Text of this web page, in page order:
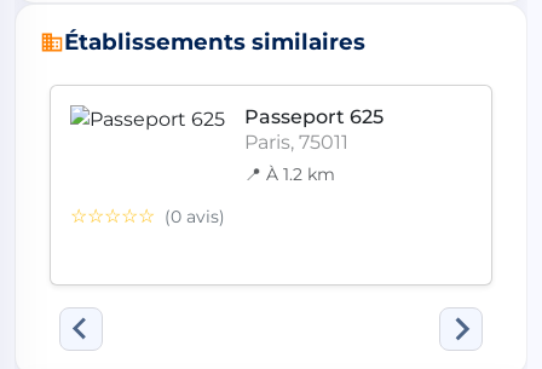
Établissements similaires
Passeport 625
Paris, 75011
📍 À 1.2 km
☆☆☆☆☆ (0 avis)